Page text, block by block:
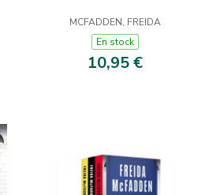
MCFADDEN, FREIDA
En stock
10,95 €